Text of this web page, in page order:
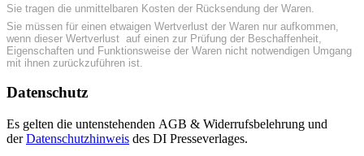
Sie tragen die unmittelbaren Kosten der Rücksendung der Waren.
Sie müssen für einen etwaigen Wertverlust der Waren nur aufkommen,
wenn dieser Wertverlust auf einen zur Prüfung der Beschaffenheit,
Eigenschaften und Funktionsweise der Waren nicht notwendigen Umgang
mit ihnen zurückzuführen ist.
Datenschutz
Es gelten die untenstehenden AGB & Widerrufsbelehrung und
derDatenschutzhinweis des DI Presseverlages.